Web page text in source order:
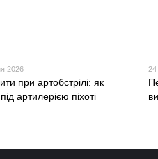
2026
при артобстрілі: як
артилерією піхоті